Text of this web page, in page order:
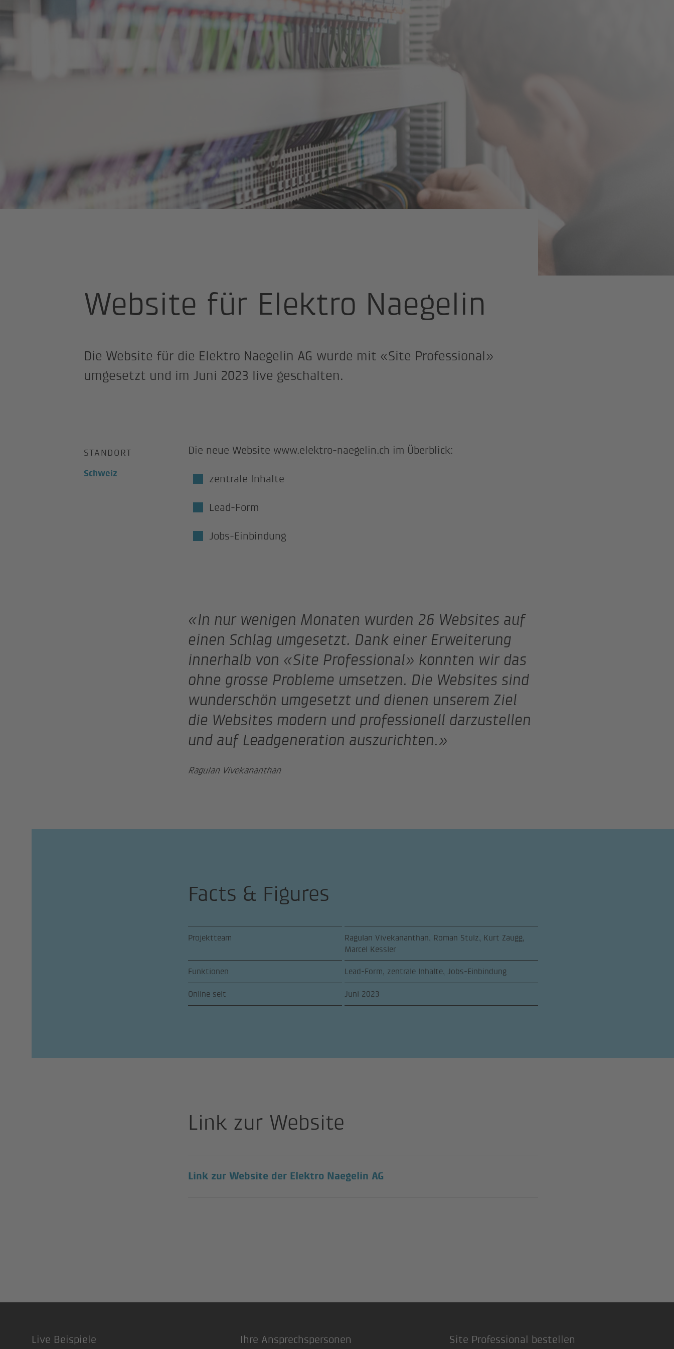
Website für Elektro Naegelin
Die Website für die Elektro Naegelin AG wurde mit «Site Professional»
umgesetzt und im Juni 2023 live geschalten.
STANDORT
Schweiz
Die neue Website www.elektro-naegelin.ch im Überblick:
zentrale Inhalte
Lead-Form
Jobs-Einbindung
«In nur wenigen Monaten wurden 26 Websites auf
einen Schlag umgesetzt. Dank einer Erweiterung
innerhalb von «Site Professional» konnten wir das
ohne grosse Probleme umsetzen. Die Websites sind
wunderschön umgesetzt und dienen unserem Ziel
die Websites modern und professionell darzustellen
und auf Leadgeneration auszurichten.»
Ragulan Vivekananthan
Facts & Figures
Projektteam
Ragulan Vivekananthan, Roman Stulz, Kurt Zaugg,
Marcel Kessler
Funktionen Lead-Form, zentrale Inhalte, Jobs-Einbindung
Online seit Juni 2023
Link zur Website
Link zur Website der Elektro Naegelin AG
Live Beispiele Ihre Ansprechspersonen Site Professional bestellen